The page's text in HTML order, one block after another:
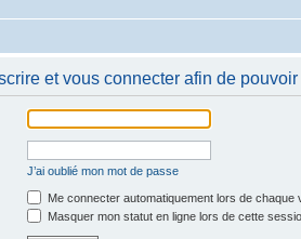
et vous connecter afin de
J’ai oublié mon mot de passe
Me connecter automatiquement lors de chaque
Masquer mon statut en ligne lors de cette